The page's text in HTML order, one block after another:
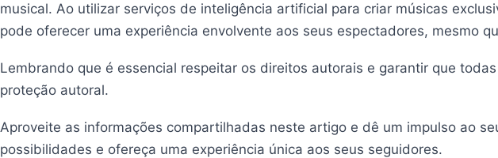
musical. Ao utilizar serviços de inteligência artificial para criar músicas
pode oferecer uma experiência envolvente aos seus espectadores, mesmo
Lembrando que é essencial respeitar os direitos autorais e garantir que
proteção autoral.
Aproveite as informações compartilhadas neste artigo e dê um impulso ao
possibilidades e ofereça uma experiência única aos seus seguidores.